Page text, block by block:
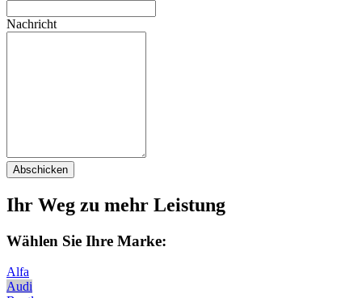
Nachricht
Abschicken
Ihr Weg zu mehr Leistung
Wählen Sie Ihre Marke:
Alfa
Audi